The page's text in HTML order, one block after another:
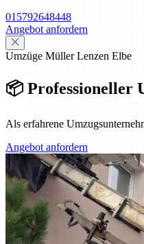
015792648448
Angebot anfordern
Umzüge Müller Lenzen Elbe
📦 Professioneller
Als erfahrene
Angebot anfordern